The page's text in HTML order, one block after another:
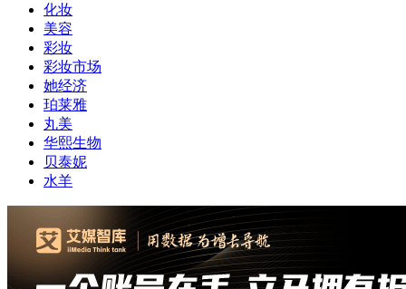
化妆
美容
彩妆
彩妆市场
她经济
珀莱雅
丸美
华熙生物
贝泰妮
水羊